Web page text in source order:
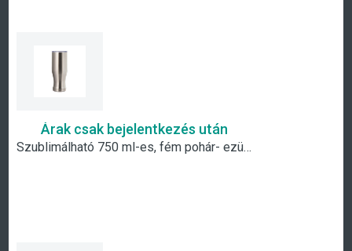
Árak csak bejelentkezés után
Szublimálható 750 ml-es, fém pohár- ezüst